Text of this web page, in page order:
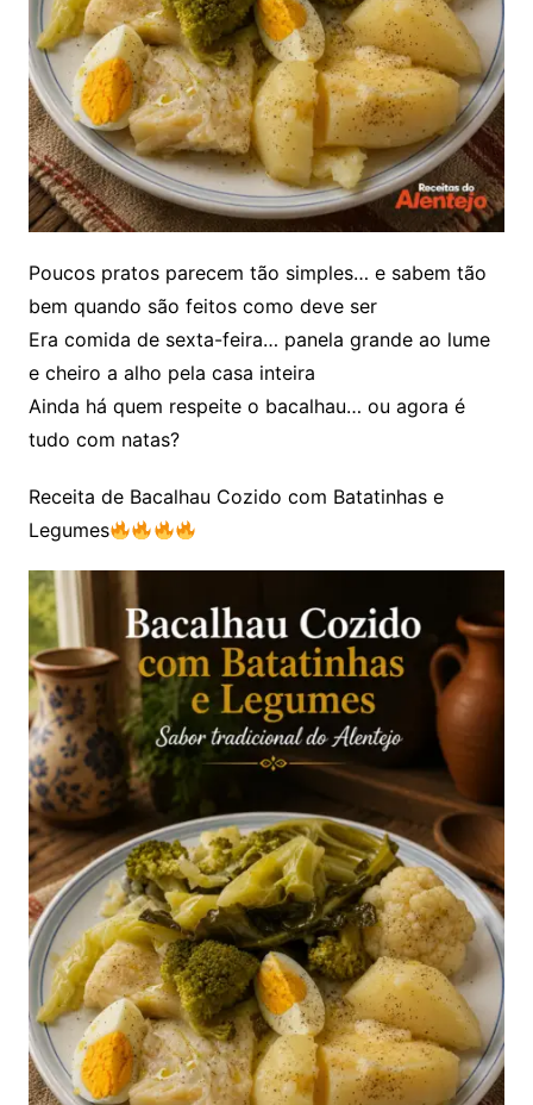
Poucos pratos parecem tão simples… e sabem tão
bem quando são feitos como deve ser
Era comida de sexta-feira… panela grande ao lume
e cheiro a alho pela casa inteira
Ainda há quem respeite o bacalhau… ou agora é
tudo com natas?
Receita de Bacalhau Cozido com Batatinhas e
Legumes